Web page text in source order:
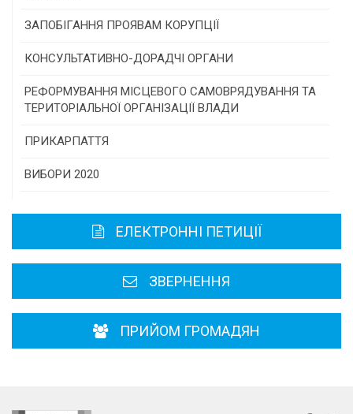
Конкурс інститутів громадянського суспільства
Програми/конкурси МТД
ЗАПОБІГАННЯ ПРОЯВАМ КОРУПЦІЇ
КОНСУЛЬТАТИВНО-ДОРАДЧІ ОРГАНИ
Консультативна рада
РЕФОРМУВАННЯ МІСЦЕВОГО САМОВРЯДУВАННЯ ТА
ТЕРИТОРІАЛЬНОЇ ОРГАНІЗАЦІЇ ВЛАДИ
ПРИКАРПАТТЯ
Історична довідка
Районні, міські ради
ВИБОРИ 2020
ЕЛЕКТРОННІ ПЕТИЦІЇ
ЗВЕРНЕННЯ
ПРИЙОМ ГРОМАДЯН